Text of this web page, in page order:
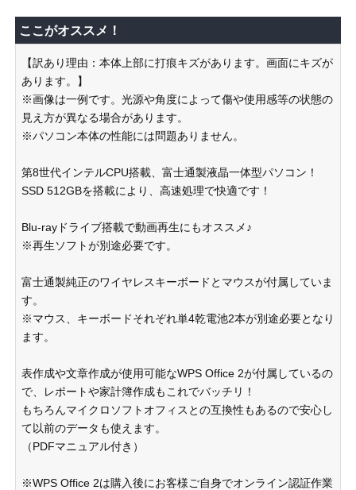
ここがオススメ！
【訳あり理由：本体上部に打痕キズがあります。画面にキズが
あります。】
※画像は一例です。光源や角度によって傷や使用感等の状態の
見え方が異なる場合があります。
※パソコン本体の性能には問題ありません。
第8世代インテルCPU搭載、富士通製液晶一体型パソコン！
SSD 512GBを搭載により、高速処理で快適です！
Blu-rayドライブ搭載で動画再生にもオススメ♪
※再生ソフトが別途必要です。
富士通製純正のワイヤレスキーボードとマウスが付属していま
す。
※マウス、キーボードそれぞれ単4乾電池2本が別途必要となり
ます。
表作成や文章作成が使用可能なWPS Office 2が付属しているの
で、レポートや家計簿作成もこれでバッチリ！
もちろんマイクロソフトオフィスとの互換性もあるので安心し
て以前のデータも使えます。
（PDFマニュアル付き）
※WPS Office 2は購入後にお客様ご自身でオンライン認証作業